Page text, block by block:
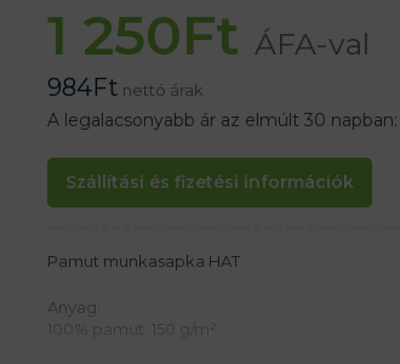
1 250Ft ÁFA-val
984Ft nettó árak
A legalacsonyabb ár az elmúlt 30 napban:
Szállítási és fizetési információk
Pamut munkasapka HAT
Anyag:
100% pamut; 150 g/m²